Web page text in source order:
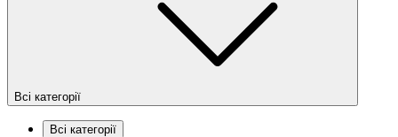
Всі категорії
Всі категорії